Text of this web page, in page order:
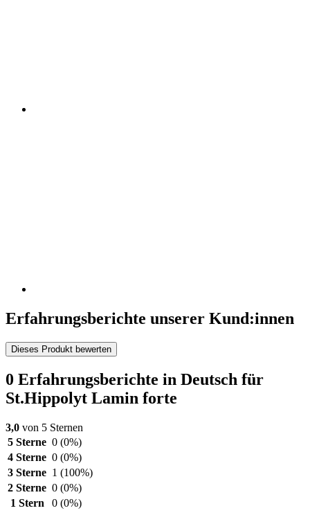
Erfahrungsberichte unserer Kund:innen
Dieses Produkt bewerten
0 Erfahrungsberichte in Deutsch für
St.Hippolyt Lamin forte
3,0 von 5 Sternen
5 Sterne 0 (0%)
4 Sterne 0 (0%)
3 Sterne 1 (100%)
2 Sterne 0 (0%)
1 Stern
0 (0%)